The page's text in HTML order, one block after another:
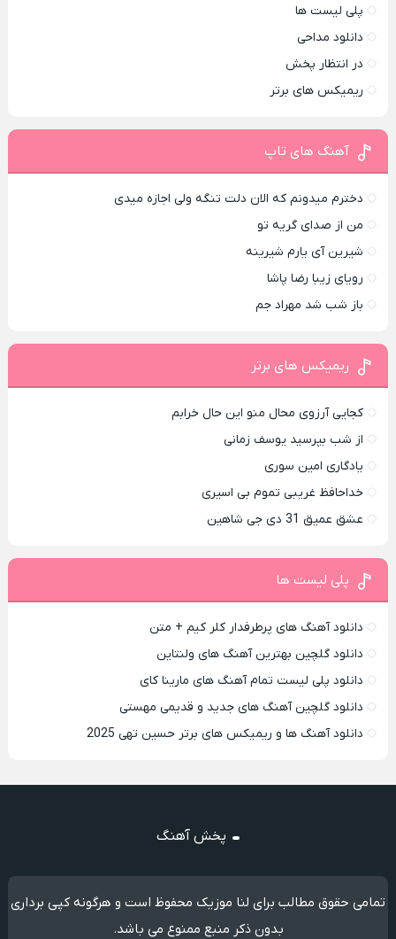
پلی لیست ها
دانلود مداحی
در انتظار پخش
ریمیکس های برتر
آهنگ های تاپ
دخترم میدونم که الان دلت تنگه ولی اجازه میدی
من از صدای گريه تو
شیرین آی یارم شیرینه
رویای زیبا رضا پاشا
باز شب شد مهراد جم
ریمیکس های برتر
کجایی آرزوی محال منو این حال خرابم
از شب بپرسید یوسف زمانی
یادگاری امین سوری
خداحافظ غریبی تموم بی اسیری
عشق عمیق 31 دی جی شاهین
پلی لیست ها
دانلود آهنگ های پرطرفدار کلر کیم + متن
دانلود گلچین بهترین آهنگ های ولنتاین
دانلود پلی لیست تمام آهنگ های مارینا کای
دانلود گلچین آهنگ های جدید و قدیمی مهستی
دانلود آهنگ ها و ریمیکس های برتر حسین تهی 2025
پخش آهنگ
تمامی حقوق مطالب برای لنا موزیک محفوظ است و هرگونه کپی برداری
بدون ذکر منبع ممنوع می باشد.